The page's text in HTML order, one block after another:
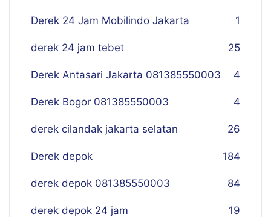
Derek 24 Jam Mobilindo Jakarta 1
derek 24 jam tebet 25
Derek Antasari Jakarta 081385550003 4
Derek Bogor 081385550003 4
derek cilandak jakarta selatan 26
Derek depok 184
derek depok 081385550003 84
derek depok 24 jam 19